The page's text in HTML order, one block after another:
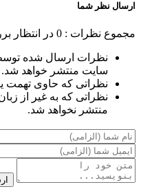
ارسال نظر شما
مجموع نظرات : 0 در انتظار
نظرات ارسال شده
سایت منتشر خواهد شد.
نظراتی که حاوی تهمت
نظراتی که به غیر از
منتشر نخواهد شد.